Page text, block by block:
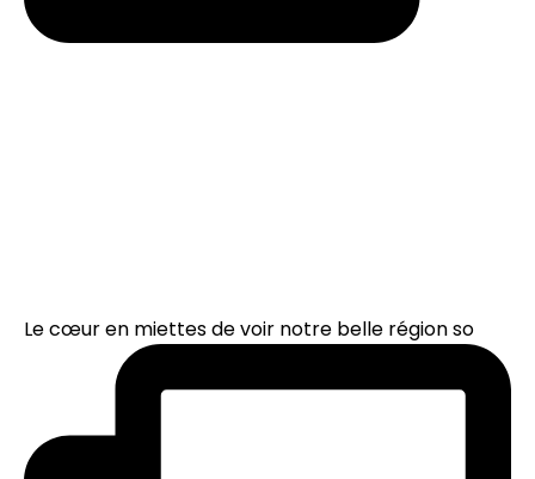
Le cœur en miettes de voir notre belle région so